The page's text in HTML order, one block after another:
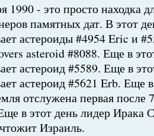
1990 - это просто находка
памятных дат. В этот
астероиды #4954 Eric и
asteroid #8088. Еще в
астероид #5589. Еще в
астероид #5621 Erb. Еще
отслужена первая после
в этот день лидер Ирака
Израиль.